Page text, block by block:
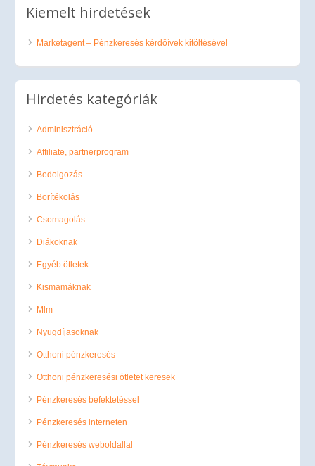
Kiemelt hirdetések
Marketagent – Pénzkeresés kérdőívek kitöltésével
Hirdetés kategóriák
Adminisztráció
Affiliate, partnerprogram
Bedolgozás
Borítékolás
Csomagolás
Diákoknak
Egyéb ötletek
Kismamáknak
Mlm
Nyugdíjasoknak
Otthoni pénzkeresés
Otthoni pénzkeresési ötletet keresek
Pénzkeresés befektetéssel
Pénzkeresés interneten
Pénzkeresés weboldallal